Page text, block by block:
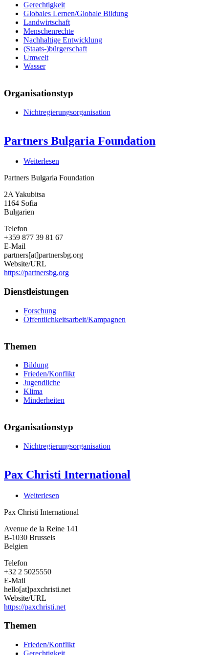
Gerechtigkeit
Globales Lernen/Globale Bildung
Landwirtschaft
Menschenrechte
Nachhaltige Entwicklung
(Staats-)bürgerschaft
Umwelt
Wasser
Organisationstyp
Nichtregierungsorganisation
Partners Bulgaria Foundation
Weiterlesen
Bulgaria
Partners Bulgaria Foundation
2A Yakubitsa
1164 Sofia
Bulgarien
Telefon
+359 877 39 81 67
E-Mail
partners[at]partnersbg.org
Website/URL
https://partnersbg.org
Dienstleistungen
Forschung
Öffentlichkeitsarbeit/Kampagnen
Themen
Bildung
Frieden/Konflikt
Jugendliche
Klima
Minderheiten
Organisationstyp
Nichtregierungsorganisation
Pax Christi International
Weiterlesen
Christi
Pax Christi International
Avenue de la Reine 141
B-1030 Brussels
Belgien
Telefon
+32 2 5025550
E-Mail
hello[at]paxchristi.net
Website/URL
https://paxchristi.net
Themen
Frieden/Konflikt
Gerechtigkeit